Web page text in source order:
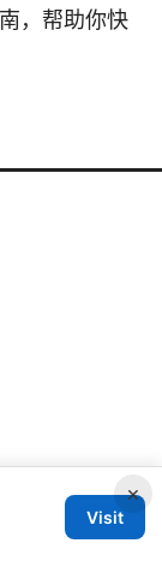
，帮助你快
×
Visit